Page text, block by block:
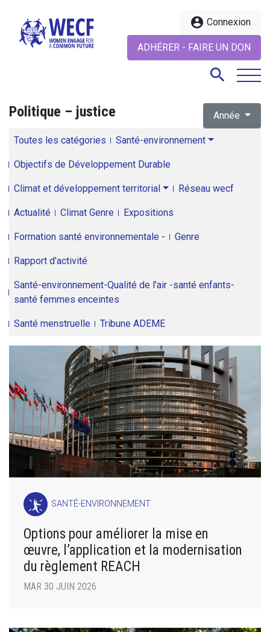
account_circle Connexion
ADHÉRER - FAIRE UN DON
search
Politique – justice Année
Toutes les catégories Santé-environnement
Objectifs de Développement Durable
Climat et développement territorial Réseau wecf
Actualité Climat Genre Expositions
Formation santé environnementale - Genre
Rapport d'activité
Santé-environnement-Qualité de l'air -santé enfants-
santé femmes enceintes
Santé menstruelle Tribune ADEME
SANTÉ-ENVIRONNEMENT
Options pour améliorer la mise en
œuvre, l’application et la modernisation
du règlement REACH
MAR 30 JUIN 2026